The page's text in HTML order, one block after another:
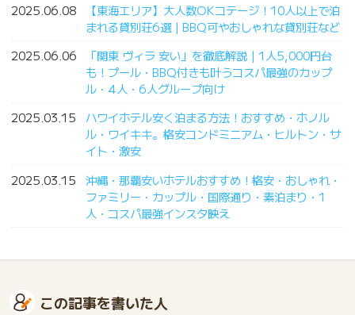
2025.06.08
【東海エリア】大人数OKコテージ！10人以上で泊
まれる貸別荘6選｜BBQ可やおしゃれな貸別荘など
2025.06.06
「関東 ヴィラ 安い」を徹底解説｜1人5,000円台
も！プール・BBQ付きも叶うコスパ最強のカップ
ル・4人・6人グループ向け
2025.03.15
ハワイホテル安く泊まる方法！おすすめ・ホノル
ル・ワイキキ。格安コンドミニアム・ヒルトン・サ
イト・激安
2025.03.15
沖縄・那覇安いホテルおすすめ！格安・おしゃれ・
ファミリー・カップル・国際通り・素泊まり・1
人・コスパ最強インスタ映え
この記事を書いた人